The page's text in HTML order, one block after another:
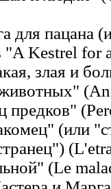
для пацана
Kestrel for
злая и
(или
(Le